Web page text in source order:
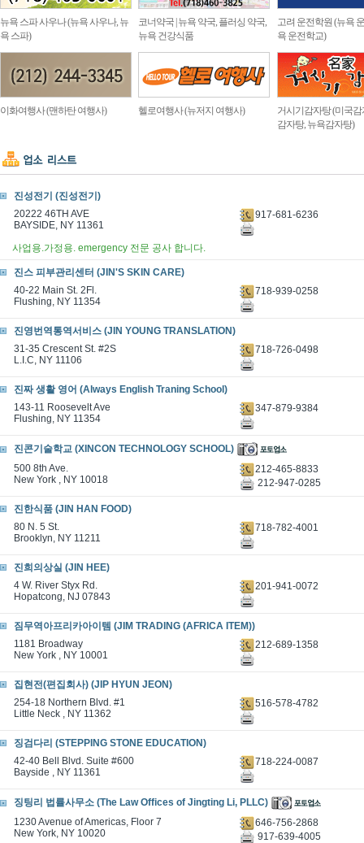
뉴욕 스파 사우나 (뉴욕 사우나, 뉴
욕 스파)
코너약국 | 뉴욕 약국, 플러싱 약국,
뉴욕 건강식품
고려 운전학원 (뉴욕
욕 운전학교)
이화여행사 (맨하탄 여행사) 헬로여행사 (뉴저지 여행사)
거시기감자탕 (미국감
감자탕, 뉴욕감자탕)
진성전기 (진성전기)
20222 46TH AVE
BAYSIDE, NY 11361
917-681-6236
사업용.가정용. emergency 전문 공사 합니다.
진스 피부관리센터 (JIN'S SKIN CARE)
40-22 Main St. 2Fl.
Flushing, NY 11354
718-939-0258
진영번역통역서비스 (JIN YOUNG TRANSLATION)
31-35 Crescent St. #2S
L.I.C, NY 11106
718-726-0498
진짜 생활 영어 (Always English Traning School)
143-11 Roosevelt Ave
Flushing, NY 11354
347-879-9384
진콘기술학교 (XINCON TECHNOLOGY SCHOOL)
500 8th Ave.
New York , NY 10018
212-465-8833
212-947-0285
진한식품 (JIN HAN FOOD)
80 N. 5 St.
Brooklyn, NY 11211
718-782-4001
진희의상실 (JIN HEE)
4 W. River Styx Rd.
Hopatcong, NJ 07843
201-941-0072
짐무역아프리카아이템 (JIM TRADING (AFRICA ITEM))
1181 Broadway
New York , NY 10001
212-689-1358
집현전(편집회사) (JIP HYUN JEON)
254-18 Northern Blvd. #1
Little Neck , NY 11362
516-578-4782
징검다리 (STEPPING STONE EDUCATION)
42-40 Bell Blvd. Suite #600
Bayside , NY 11361
718-224-0087
징팅리 법률사무소 (The Law Offices of Jingting Li, PLLC)
1230 Avenue of Americas, Floor 7
New York, NY 10020
646-756-2868
917-639-4005